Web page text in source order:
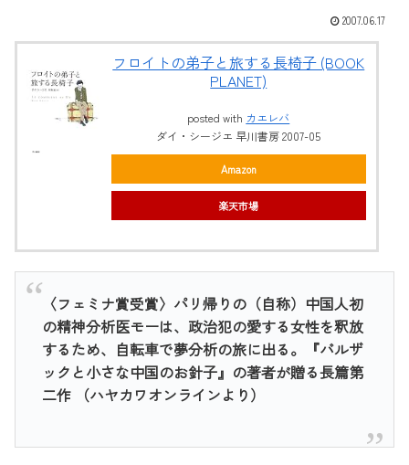
2007.06.17
フロイトの弟子と旅する長椅子 (BOOK
PLANET)
posted with カエレバ
ダイ・シージエ 早川書房 2007-05
Amazon
楽天市場
〈フェミナ賞受賞〉パリ帰りの（自称）中国人初
の精神分析医モーは、政治犯の愛する女性を釈放
するため、自転車で夢分析の旅に出る。『バルザ
ックと小さな中国のお針子』の著者が贈る長篇第
二作 （ハヤカワオンラインより）